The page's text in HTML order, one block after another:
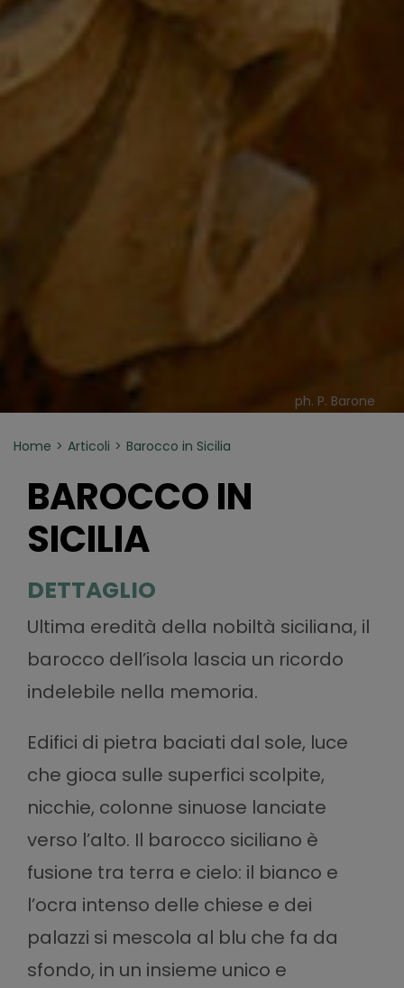
ph. P. Barone
Home Articoli Barocco in Sicilia
BAROCCO IN
SICILIA
DETTAGLIO
Ultima eredità della nobiltà siciliana, il
barocco dell’isola lascia un ricordo
indelebile nella memoria.
Edifici di pietra baciati dal sole, luce
che gioca sulle superfici scolpite,
nicchie, colonne sinuose lanciate
verso l’alto. Il barocco siciliano è
fusione tra terra e cielo: il bianco e
l’ocra intenso delle chiese e dei
palazzi si mescola al blu che fa da
sfondo, in un insieme unico e